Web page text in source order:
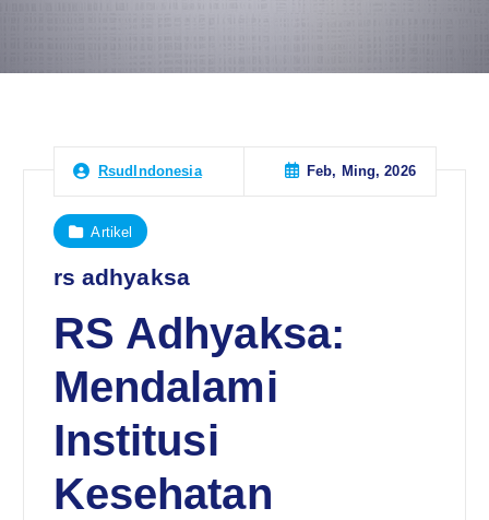
RsudIndonesia Feb, Ming, 2026
Artikel
rs adhyaksa
RS Adhyaksa:
Mendalami
Institusi
Kesehatan